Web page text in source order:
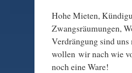
Hohe Mieten,
Zwangsräumungen,
Verdrängung sind
wollen wir nach wie
noch eine Ware!